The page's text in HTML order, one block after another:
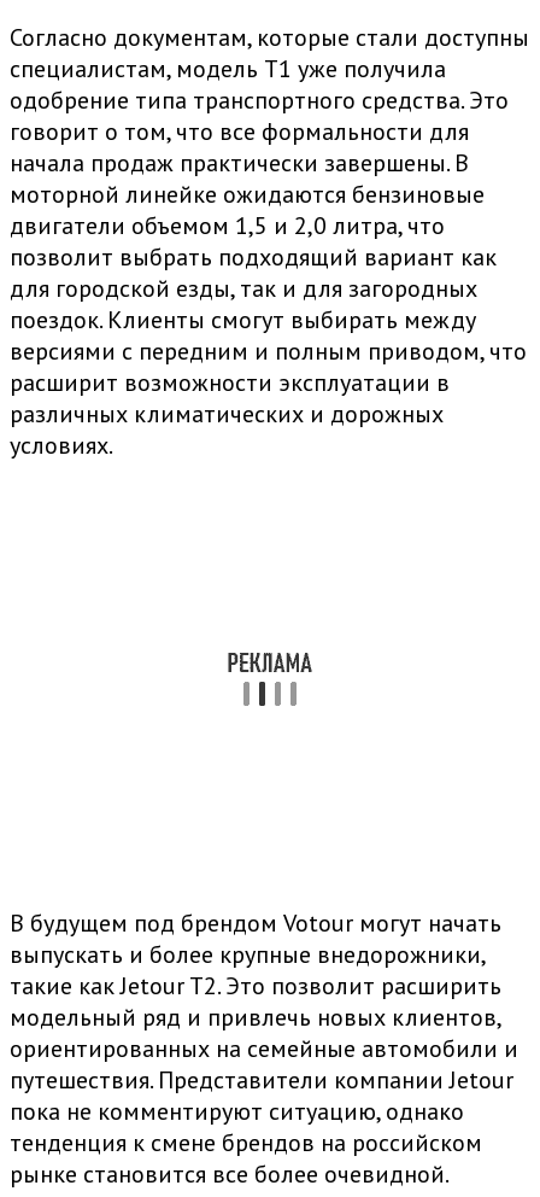
Согласно документам, которые стали доступны
специалистам, модель T1 уже получила
одобрение типа транспортного средства. Это
говорит о том, что все формальности для
начала продаж практически завершены. В
моторной линейке ожидаются бензиновые
двигатели объемом 1,5 и 2,0 литра, что
позволит выбрать подходящий вариант как
для городской езды, так и для загородных
поездок. Клиенты смогут выбирать между
версиями с передним и полным приводом, что
расширит возможности эксплуатации в
различных климатических и дорожных
условиях.
В будущем под брендом Votour могут начать
выпускать и более крупные внедорожники,
такие как Jetour T2. Это позволит расширить
модельный ряд и привлечь новых клиентов,
ориентированных на семейные автомобили и
путешествия. Представители компании Jetour
пока не комментируют ситуацию, однако
тенденция к смене брендов на российском
рынке становится все более очевидной.